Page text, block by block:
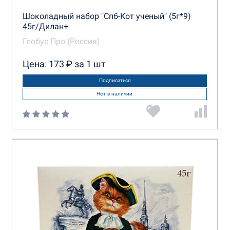
Шоколадный набор "Спб-Кот ученый" (5г*9)
45г/Дилан+
Глобус Про (Россия)
Цена: 173 ₽ за 1 шт
Подписаться
Нет в наличии